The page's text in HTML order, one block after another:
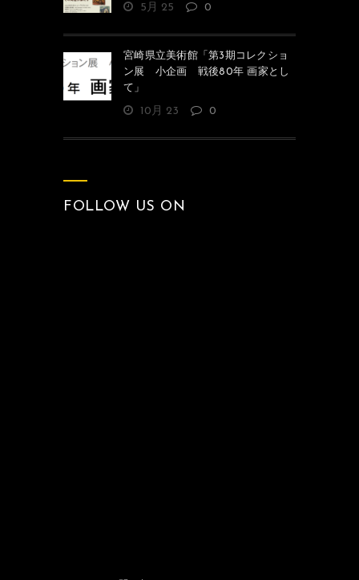
5月 25 0
宮崎県立美術館「第3期コレクショ
ン展 小企画 戦後80年 画家とし
て」
10月 23 0
FOLLOW US ON